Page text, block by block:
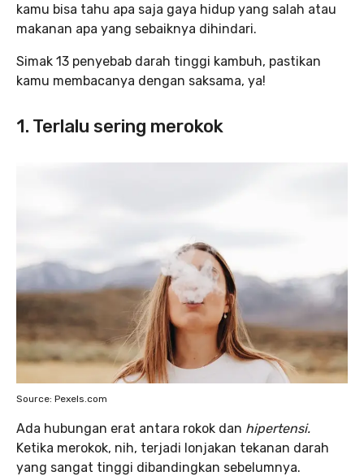
kamu bisa tahu apa saja gaya hidup yang salah atau
makanan apa yang sebaiknya dihindari.
Simak 13 penyebab darah tinggi kambuh, pastikan
kamu membacanya dengan saksama, ya!
1. Terlalu sering merokok
Source: Pexels.com
Ada hubungan erat antara rokok dan hipertensi.
Ketika merokok, nih, terjadi lonjakan tekanan darah
yang sangat tinggi dibandingkan sebelumnya.